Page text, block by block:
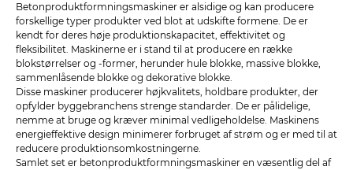
Betonproduktformningsmaskiner er alsidige og kan producere
forskellige typer produkter ved blot at udskifte formene. De er
kendt for deres høje produktionskapacitet, effektivitet og
fleksibilitet. Maskinerne er i stand til at producere en række
blokstørrelser og -former, herunder hule blokke, massive blokke,
sammenlåsende blokke og dekorative blokke.
Disse maskiner producerer højkvalitets, holdbare produkter, der
opfylder byggebranchens strenge standarder. De er pålidelige,
nemme at bruge og kræver minimal vedligeholdelse. Maskinens
energieffektive design minimerer forbruget af strøm og er med til at
reducere produktionsomkostningerne.
Samlet set er betonproduktformningsmaskiner en væsentlig del af